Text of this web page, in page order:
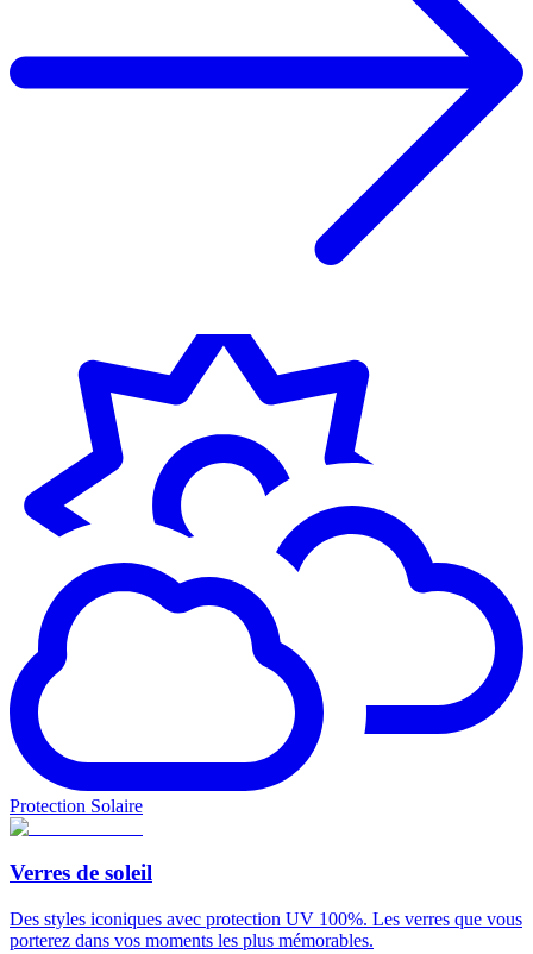
Protection Solaire
Verres de soleil
Des styles iconiques avec protection UV 100%. Les verres que vous
porterez dans vos moments les plus mémorables.